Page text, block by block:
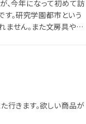
、今年になって初めて訪
す。研究学園都市という
せん。また文房具や雑
行きます。欲しい商品が